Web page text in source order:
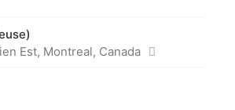
Est, Montreal, Canada